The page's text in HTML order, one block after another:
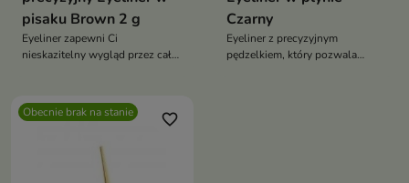
pisaku Brown 2 g
Eyeliner zapewni Ci
nieskazitelny wygląd przez cały
Czarny
Eyeliner z precyzyjnym
pędzelkiem, który pozwala
Obecnie brak na stanie favorite_border